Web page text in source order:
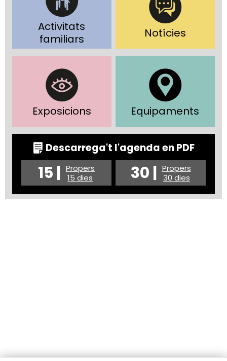
Activitats
familiars
Notícies
Exposicions Equipaments
Descarrega't l'agenda en PDF
15 | Propers
15 dies
30 | Propers
30 dies